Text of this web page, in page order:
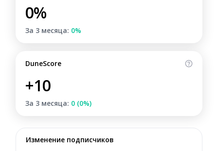
0%
За 3 месяца: 0%
DuneScore
+10
За 3 месяца: 0 (0%)
Изменение подписчиков